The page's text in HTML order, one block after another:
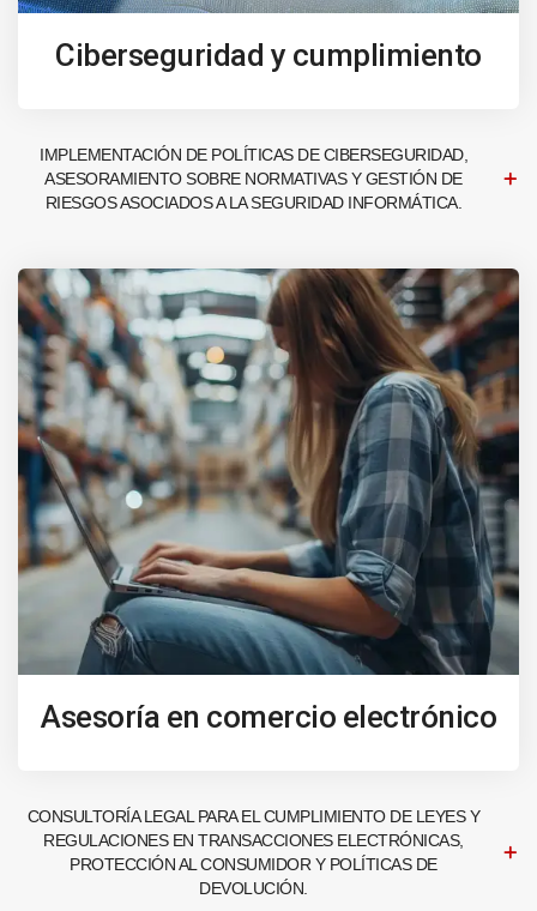
Ciberseguridad y cumplimiento
IMPLEMENTACIÓN DE POLÍTICAS DE CIBERSEGURIDAD,
ASESORAMIENTO SOBRE NORMATIVAS Y GESTIÓN DE
RIESGOS ASOCIADOS A LA SEGURIDAD INFORMÁTICA.
Asesoría en comercio electrónico
CONSULTORÍA LEGAL PARA EL CUMPLIMIENTO DE LEYES Y
REGULACIONES EN TRANSACCIONES ELECTRÓNICAS,
PROTECCIÓN AL CONSUMIDOR Y POLÍTICAS DE
DEVOLUCIÓN.